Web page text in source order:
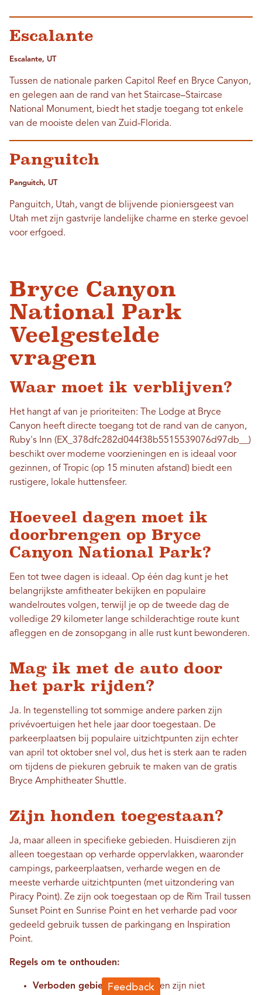
Escalante
Escalante, UT
Tussen de nationale parken Capitol Reef en Bryce Canyon,
en gelegen aan de rand van het Staircase–Staircase
National Monument, biedt het stadje toegang tot enkele
van de mooiste delen van Zuid-Florida.
Panguitch
Panguitch, UT
Panguitch, Utah, vangt de blijvende pioniersgeest van
Utah met zijn gastvrije landelijke charme en sterke gevoel
voor erfgoed.
Bryce Canyon
National Park
Veelgestelde
vragen
Waar moet ik verblijven?
Het hangt af van je prioriteiten: The Lodge at Bryce
Canyon heeft directe toegang tot de rand van de canyon,
Ruby's Inn (EX_378dfc282d044f38b5515539076d97db__)
beschikt over moderne voorzieningen en is ideaal voor
gezinnen, of Tropic (op 15 minuten afstand) biedt een
rustigere, lokale huttensfeer.
Hoeveel dagen moet ik
doorbrengen op Bryce
Canyon National Park?
Een tot twee dagen is ideaal. Op één dag kunt je het
belangrijkste amfitheater bekijken en populaire
wandelroutes volgen, terwijl je op de tweede dag de
volledige 29 kilometer lange schilderachtige route kunt
afleggen en de zonsopgang in alle rust kunt bewonderen.
Mag ik met de auto door
het park rijden?
Ja. In tegenstelling tot sommige andere parken zijn
privévoertuigen het hele jaar door toegestaan. De
parkeerplaatsen bij populaire uitzichtpunten zijn echter
van april tot oktober snel vol, dus het is sterk aan te raden
om tijdens de piekuren gebruik te maken van de gratis
Bryce Amphitheater Shuttle.
Zijn honden toegestaan?
Ja, maar alleen in specifieke gebieden. Huisdieren zijn
alleen toegestaan ​​op verharde oppervlakken, waaronder
campings, parkeerplaatsen, verharde wegen en de
meeste verharde uitzichtpunten (met uitzondering van
Piracy Point). Ze zijn ook toegestaan ​​op de Rim Trail tussen
Sunset Point en Sunrise Point en het verharde pad voor
gedeeld gebruik tussen de parkingang en Inspiration
Point.
Regels om te onthouden:
Verboden gebieden:Huisdieren zijn niet